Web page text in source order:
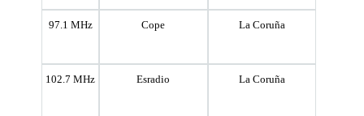
97.1 MHz Cope La Coruña
102.7 MHz Esradio La Coruña